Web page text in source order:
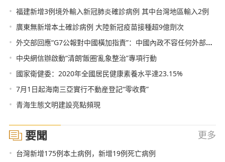
• 福建新增3例境外輸入新冠肺炎確診病例 其中台灣地區輸入2例
• 廣東無新增本土確診病例 大陸新冠疫苗接種超9億劑次
• 外交部回應“G7公報對中國橫加指責”：中國內政不容任何外部勢力干涉
• 中央網信辦啟動“清朗‘飯圈’亂象整治”專項行動
• 國家衛健委：2020年全國居民健康素養水平達23.15%
• 7月1日起海南三亞實行不動産登記“零收費”
• 青海生態文明建設亮點頻現
要聞 更多
• 台灣新增175例本土病例，新增19例死亡病例